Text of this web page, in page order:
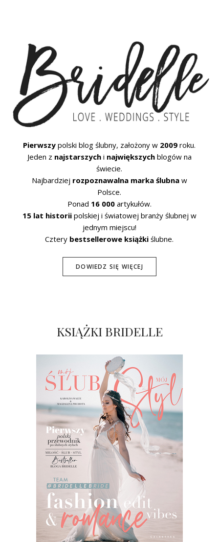
Pierwszy polski blog ślubny, założony w 2009 roku.
Jeden z najstarszychi największychblogów na
świecie.
Najbardziej rozpoznawalna marka ślubnaw
Polsce.
Ponad 16 000artykułów.
15 lat historiipolskiej i światowej branży ślubnej w
jednym miejscu!
Cztery bestsellerowe książki ślubne.
DOWIEDZ SIĘ WIĘCEJ
KSIĄŻKI BRIDELLE